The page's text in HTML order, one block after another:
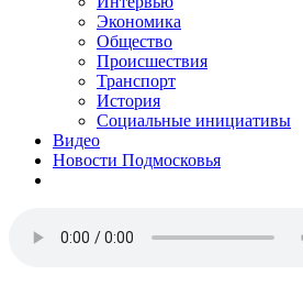
Экономика
Общество
Происшествия
Транспорт
История
Социальные инициативы
Видео
Новости Подмосковья